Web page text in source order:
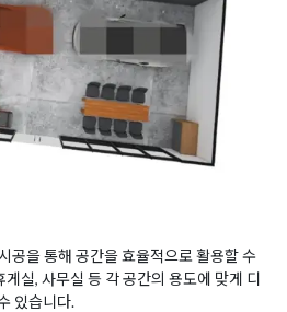
공을 통해 공간을 효율적으로 활용할 수
실, 사무실 등 각 공간의 용도에 맞게 디
있습니다.